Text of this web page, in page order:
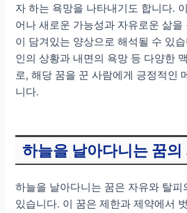
자 하는 욕망을 나타내기도 합니다.
어나 새로운 가능성과 자유로운 삶을
이 담겨있는 양상으로 해석될 수 있
인의 상황과 내면의 욕망 등 다양한
로, 해당 꿈을 꾼 사람에게 긍정적인
니다.
하늘을 날아다니는 꿈의
하늘을 날아다니는 꿈은 자유와 탈피
있습니다. 이 꿈은 제한과 제약에서